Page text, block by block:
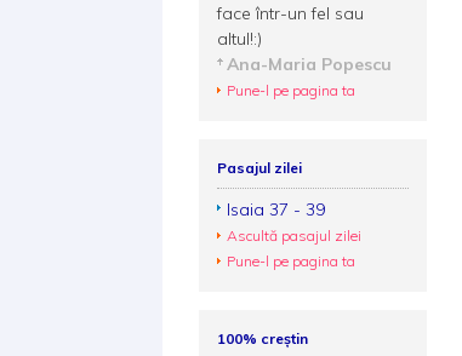
face într-un fel sau
altul!:)
Ana-Maria Popescu
Pune-l pe pagina ta
Pasajul zilei
Isaia 37 - 39
Ascultă pasajul zilei
Pune-l pe pagina ta
100% creștin